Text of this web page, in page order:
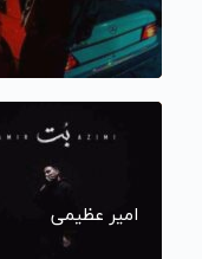
امیر عظیمی